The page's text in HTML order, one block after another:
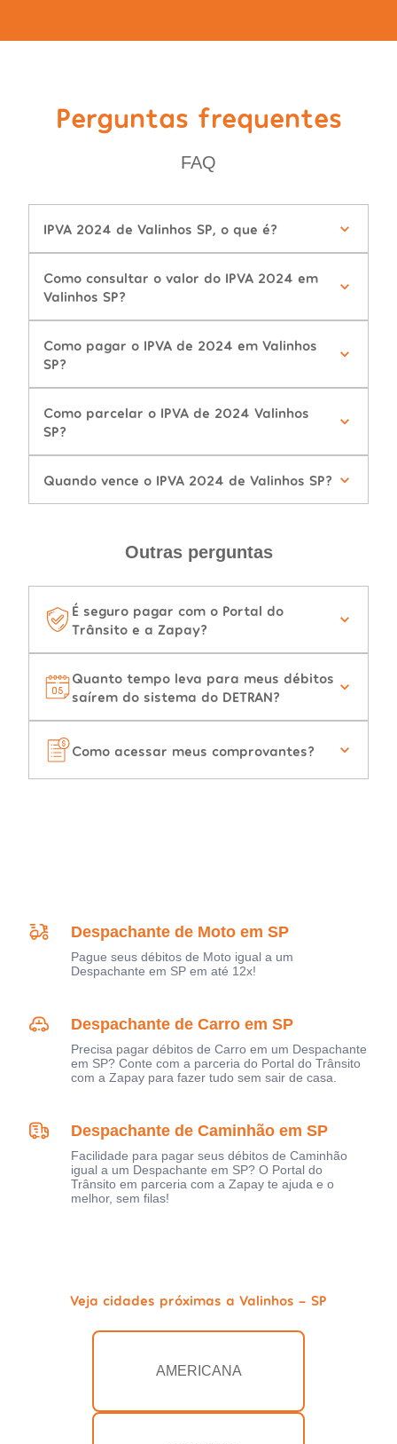
Perguntas frequentes
FAQ
IPVA 2024 de Valinhos SP, o que é?
Como consultar o valor do IPVA 2024 em
Valinhos SP?
Como pagar o IPVA de 2024 em Valinhos
SP?
Como parcelar o IPVA de 2024 Valinhos
SP?
Quando vence o IPVA 2024 de Valinhos SP?
Outras perguntas
É seguro pagar com o Portal do
Trânsito e a Zapay?
Quanto tempo leva para meus débitos
saírem do sistema do DETRAN?
Como acessar meus comprovantes?
Despachante de Moto em SP
Pague seus débitos de Moto igual a um
Despachante em SP em até 12x!
Despachante de Carro em SP
Precisa pagar débitos de Carro em um Despachante
em SP? Conte com a parceria do Portal do Trânsito
com a Zapay para fazer tudo sem sair de casa.
Despachante de Caminhão em SP
Facilidade para pagar seus débitos de Caminhão
igual a um Despachante em SP? O Portal do
Trânsito em parceria com a Zapay te ajuda e o
melhor, sem filas!
Veja cidades próximas a Valinhos - SP
AMERICANA